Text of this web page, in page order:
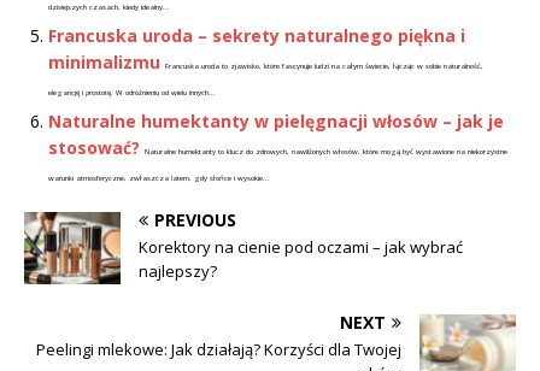
dzisiejszych czasach, kiedy idealny...
Francuska uroda – sekrety naturalnego piękna i
minimalizmu
Francuska uroda to zjawisko, które fascynuje ludzi na całym świecie, łącząc w sobie naturalność,
elegancję i prostotę. W odróżnieniu od wielu innych...
Naturalne humektanty w pielęgnacji włosów – jak je
stosować?
Naturalne humektanty to klucz do zdrowych, nawilżonych włosów, które mogą być wystawione na niekorzystne
warunki atmosferyczne, zwłaszcza latem, gdy słońce i wysokie...
PREVIOUS
Korektory na cienie pod oczami – jak wybrać
najlepszy?
NEXT
Peelingi mlekowe: Jak działają? Korzyści dla Twojej